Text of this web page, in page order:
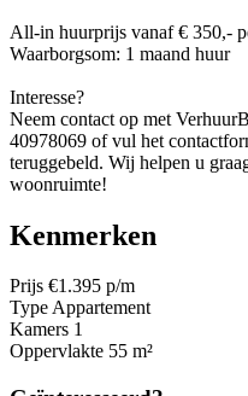
All-in huurprijs vanaf € 350,-
Waarborgsom: 1 maand huur
Interesse?
Neem contact op met
40978069 of vul het
teruggebeld. Wij helpen u
woonruimte!
Kenmerken
Prijs €1.395 p/m
TypeAppartement
Kamers 1
Oppervlakte 55 m²